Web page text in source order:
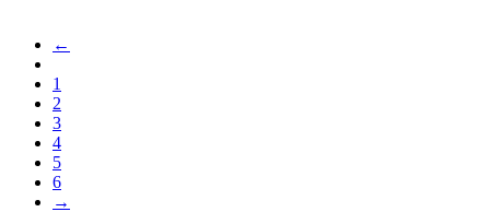
Seitennummerierung
Vorherige
←
Seite
Seite
1
Seite
2
Seite
3
Seite
4
Aktuelle
Seite
5
Seite
6
Nächste
→